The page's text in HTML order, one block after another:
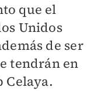
que el
Unidos
de ser
tendrán en
Celaya.